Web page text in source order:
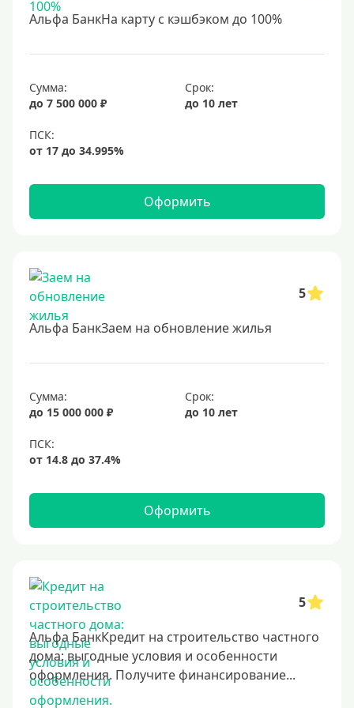
С 18 лет
С 21 года
С 22 лет
С 23 лет
В декрете
Без обеспечения
Без залога
В банке под залог
Долгосрочные
Год
3 года
4 года
6 лет
7 лет
8 лет
9 лет
10 лет
15 лет
Альфа БанкНа карту с кэшбэком до 100%
Сумма:
до 7 500 000 ₽
Срок:
до 10 лет
Оформить
5
Альфа БанкЗаем на обновление жилья
Сумма:
до 15 000 000 ₽
Срок:
до 10 лет
Оформить
5
Альфа БанкКредит на строительство частного
дома: выгодные условия и особенности
оформления. Получите финансирование...